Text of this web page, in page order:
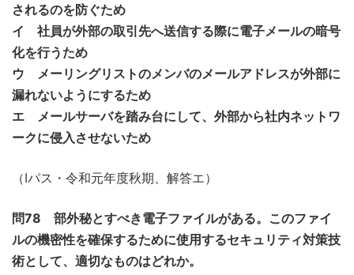
されるのを防ぐため
イ 社員が外部の取引先へ送信する際に電子メールの暗号
化を行うため
ウ メーリングリストのメンバのメールアドレスが外部に
漏れないようにするため
エ メールサーバを踏み台にして、外部から社内ネットワ
ークに侵入させないため
（Iパス・令和元年度秋期、解答エ）
問78 部外秘とすべき電子ファイルがある。このファイ
ルの機密性を確保するために使用するセキュリティ対策技
術として、適切なものはどれか。